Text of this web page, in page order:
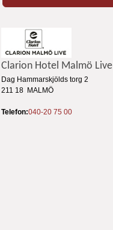
Clarion Hotel Malmö Live
Dag Hammarskjölds torg 2
211 18 MALMÖ
Telefon:040-20 75 00